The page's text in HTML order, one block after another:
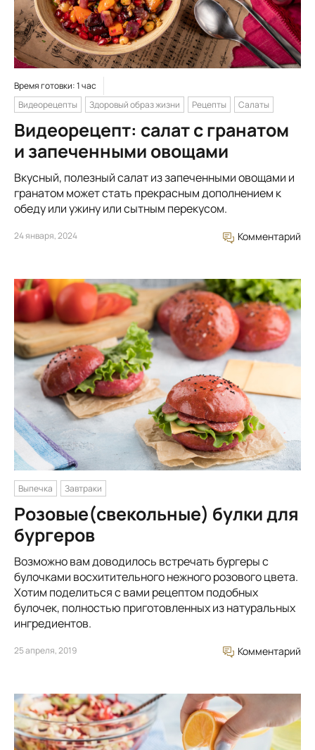
Время готовки: 1 час
Видеорецепты
Здоровый образ жизни Рецепты Салаты
Видеорецепт: салат с гранатом
и запеченными овощами
Вкусный, полезный салат из запеченными овощами и
гранатом может стать прекрасным дополнением к
обеду или ужину или сытным перекусом.
24 января, 2024 Комментарий
Выпечка Завтраки
Розовые(свекольные) булки для
бургеров
Возможно вам доводилось встречать бургеры с
булочками восхитительного нежного розового цвета.
Хотим поделиться с вами рецептом подобных
булочек, полностью приготовленных из натуральных
ингредиентов.
25 апреля, 2019 Комментарий